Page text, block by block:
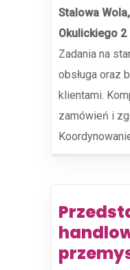
Stalowa
Okulickiego 2
Zadania na
obsługa oraz
klientami.
zamówień i